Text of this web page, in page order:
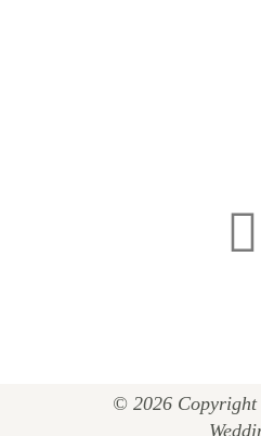
© 2026